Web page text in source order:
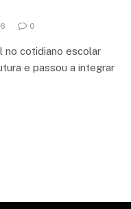
0
no cotidiano escolar
e passou a integrar